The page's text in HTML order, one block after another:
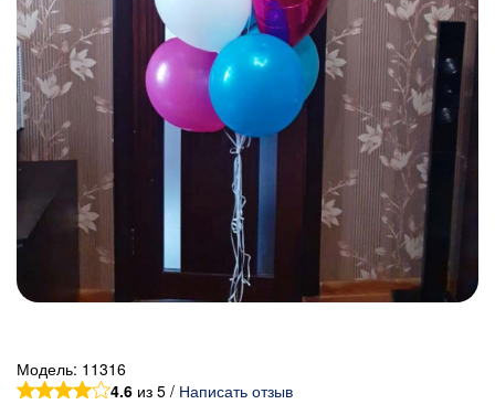
Модель: 11316
4.6 из 5 / Написать отзыв